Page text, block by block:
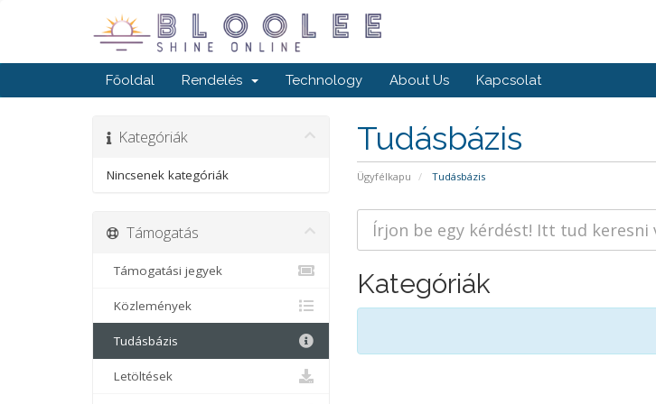
Főoldal Rendelés Technology About Us Kapcsolat
Tudásbázis
Ügyfélkapu Tudásbázis
Kategóriák
Nincsenek kategóriák
Kategóriák
Támogatás
Támogatási jegyek
Közlemények
Tudásbázis
Letöltések